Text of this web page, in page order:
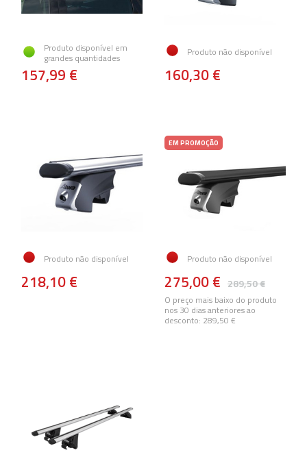
Produto disponível em
grandes quantidades
157,99 €
Produto não disponível
160,30 €
Produto não disponível
218,10 €
EM PROMOÇÃO
Produto não disponível
289,50 €
275,00 €
O preço mais baixo do produto
nos 30 dias anteriores ao
desconto: 289,50 €